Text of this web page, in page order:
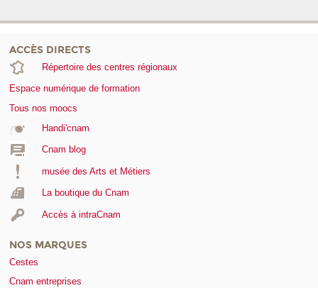
ACCÈS DIRECTS
Répertoire des centres régionaux
Espace numérique de formation
Tous nos moocs
Handi'cnam
Cnam blog
musée des Arts et Métiers
La boutique du Cnam
Accès à intraCnam
NOS MARQUES
Cestes
Cnam entreprises